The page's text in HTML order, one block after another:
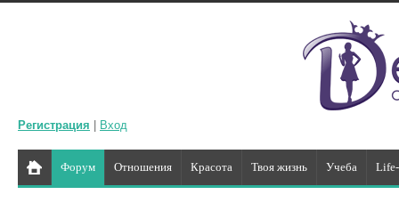
Регистрация Вход
Форум Отношения Красота Твоя жизнь Учеба